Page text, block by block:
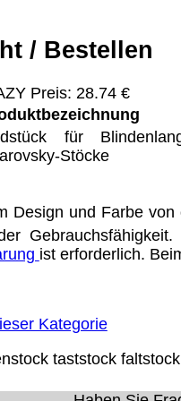
/ Bestellen
Preis: 28.74 €
für
Stöcke
Design und Farbe
ist erforderlich.
Kategorie
taststockfaltstock
der jeweiligen
Dresden,
für Links hat das
ggf. mit zu
Hiermit
uns diese Inhalte
Streitbeilegung
lautet:
bieten zu können.